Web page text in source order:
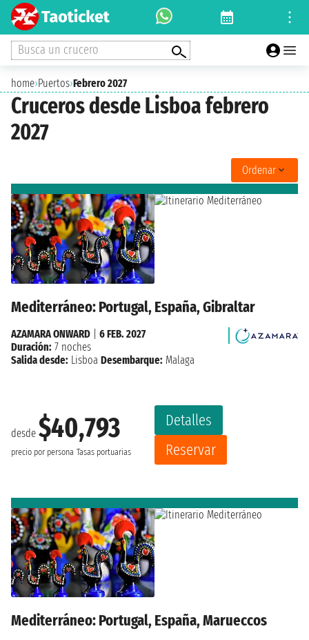
Busca un crucero
home›Puertos›Febrero 2027
Cruceros desde Lisboa febrero
2027
Ordenar
Mediterráneo: Portugal, España, Gibraltar
desde $40,793
precio por persona Tasas portuarias
Detalles
Reservar
AZAMARA ONWARD
6 FEB. 2027
Duración: 7 noches
Salida desde: Lisboa Desembarque: Malaga
Mediterráneo: Portugal, España, Marueccos